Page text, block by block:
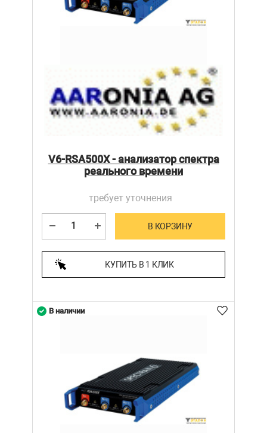
V6-RSA500X - анализатор спектра
реального времени
требует уточнения
В КОРЗИНУ
КУПИТЬ В 1 КЛИК
В наличии